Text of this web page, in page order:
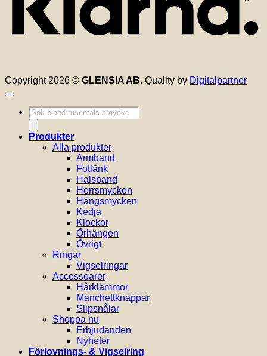
Copyright 2026 © GLENSIA AB. Quality by Digitalpartner
Produktsökning
Produkter
Alla produkter
Armband
Fotlänk
Halsband
Herrsmycken
Hängsmycken
Kedja
Klockor
Örhängen
Övrigt
Ringar
Vigselringar
Accessoarer
Hårklämmor
Manchettknappar
Slipsnålar
Shoppa nu
Erbjudanden
Nyheter
Förlovnings- & Vigselring